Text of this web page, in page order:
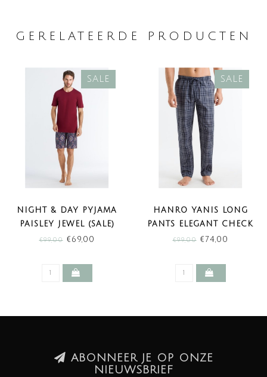
GERELATEERDE PRODUCTEN
SALE
NIGHT & DAY PYJAMA
PAISLEY JEWEL (SALE)
€99,00€69,00
SALE
HANRO YANIS LONG
PANTS ELEGANT CHECK
(SALE)
€99,00€74,00
ABONNEER JE OP ONZE
NIEUWSBRIEF